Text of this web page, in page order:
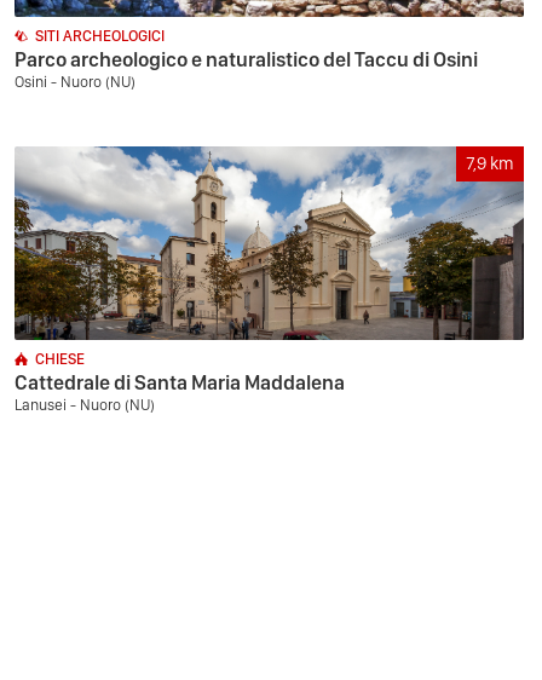
SITI ARCHEOLOGICI
Parco archeologico e naturalistico del Taccu di Osini
Osini - Nuoro (NU)
7,9 km
CHIESE
Cattedrale di Santa Maria Maddalena
Lanusei - Nuoro (NU)